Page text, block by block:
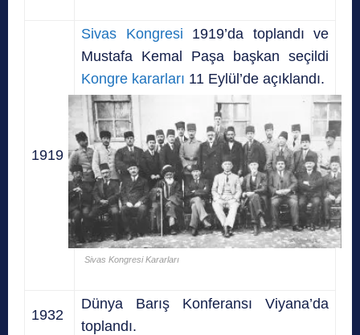
1919
Sivas Kongresi 1919’da toplandı ve
Mustafa Kemal Paşa başkan seçildi
Kongre kararları 11 Eylül’de açıklandı.
Sivas Kongresi Kararları
1932
Dünya Barış Konferansı Viyana’da
toplandı.